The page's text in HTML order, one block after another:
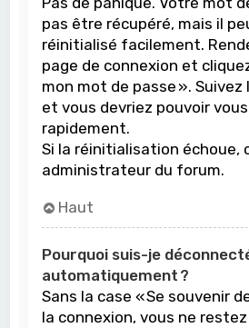
pas être récupéré, mais il
réinitialisé facilement.
page de connexion et
mon mot de passe ».
et vous devriez pouvoir
rapidement.
Si la réinitialisation échoue,
administrateur du forum.
Haut
Pourquoi suis-je
automatiquement ?
Sans la case « Se souvenir
la connexion, vous ne